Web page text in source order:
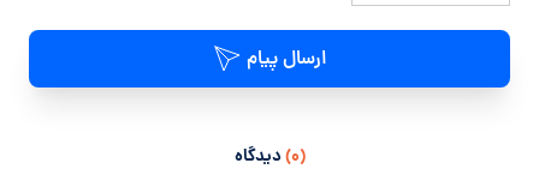
ارسال پیام
(۰) دیدگاه